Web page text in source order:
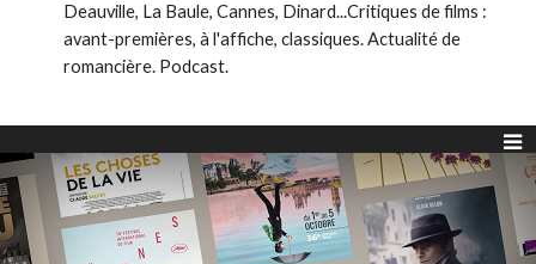
Deauville, La Baule, Cannes, Dinard...Critiques de films :
avant-premières, à l'affiche, classiques. Actualité de
romancière. Podcast.